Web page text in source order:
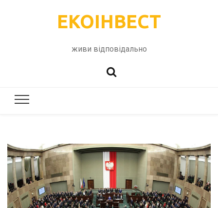
ЕКОІНВЕСТ
живи відповідально